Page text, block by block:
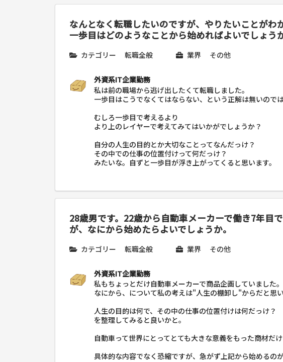
なんとなく転職したいのですが、やりたいことがわ
一歩目はどのようなことから始めればよいでしょうか
カテゴリー 転職全般 業界 その他
外資系IT企業勤務
私は前の職場から逃げ出したくて転職しました。
一歩目はこうでなくてはならない、という正解は無いのでは
むしろ一歩目で考えるより
より上のレイヤーで考えてみてはいかがでしょうか？
自分の人生の目的とか大切なことってなんだっけ？
その中での仕事の位置付けって何だっけ？
みたいな。自ずと一歩目が浮き上がってくると思います。
28歳男です。22歳から自動車メーカーで働き7年目
が、なにから始めたらよいでしょうか。
カテゴリー 転職全般 業界 その他
外資系IT企業勤務
私もちょっとだけ自動車メーカーで商品企画していました。
なにから、について私の考えは"人生の棚卸し"からだと思い
人生の目的は何で、その中の仕事の位置付けは何だっけ？
を整理してみると良いかと。
自動車って世界にとってとても大きな意義をもった商材だ
具体的な内容でなく恐縮ですが、急がず上記から始めるの